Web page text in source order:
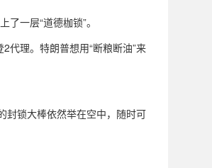
一层“道德枷锁”。
代理。特朗普想用“断粮断油”来
封锁大棒依然举在空中，随时可